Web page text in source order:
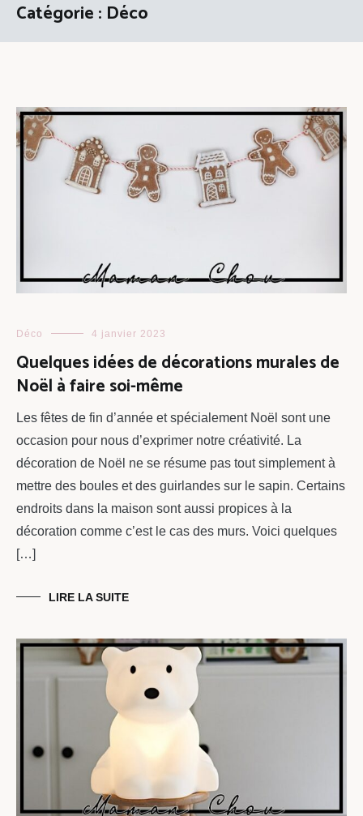
Catégorie : Déco
Déco 4 janvier 2023
Quelques idées de décorations murales de
Noël à faire soi-même
Les fêtes de fin d’année et spécialement Noël sont une
occasion pour nous d’exprimer notre créativité. La
décoration de Noël ne se résume pas tout simplement à
mettre des boules et des guirlandes sur le sapin. Certains
endroits dans la maison sont aussi propices à la
décoration comme c’est le cas des murs. Voici quelques
[…]
LIRE LA SUITE